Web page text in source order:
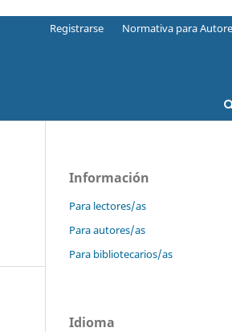
Registrarse Normativa para
Información
Para lectores/as
Para autores/as
Para bibliotecarios/as
Idioma